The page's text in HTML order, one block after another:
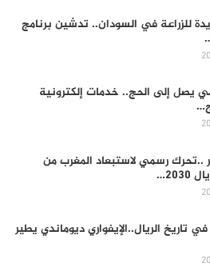
للزراعة في السودان.. تدشين برنامج
يصل إلى الحج.. خدمات إلكترونية
رسمي لاستبعاد المغرب من
تاريخ الريال..الإيفواري ديوماندي يطير